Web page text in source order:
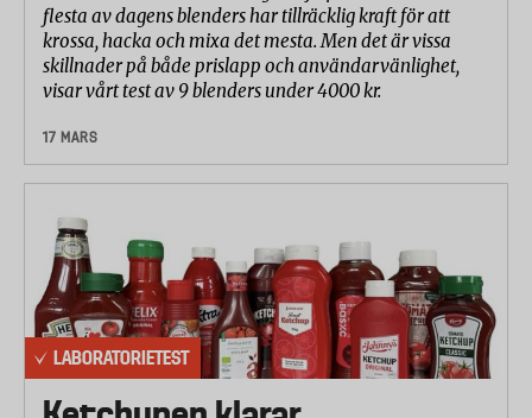
flesta av dagens blenders har tillräcklig kraft för att
krossa, hacka och mixa det mesta. Men det är vissa
skillnader på både prislapp och användarvänlighet,
visar vårt test av 9 blenders under 4000 kr.
17 MARS
LABORATORIETEST